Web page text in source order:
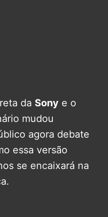
da Sony e o
mudou
agora debate
essa versão
se encaixará na